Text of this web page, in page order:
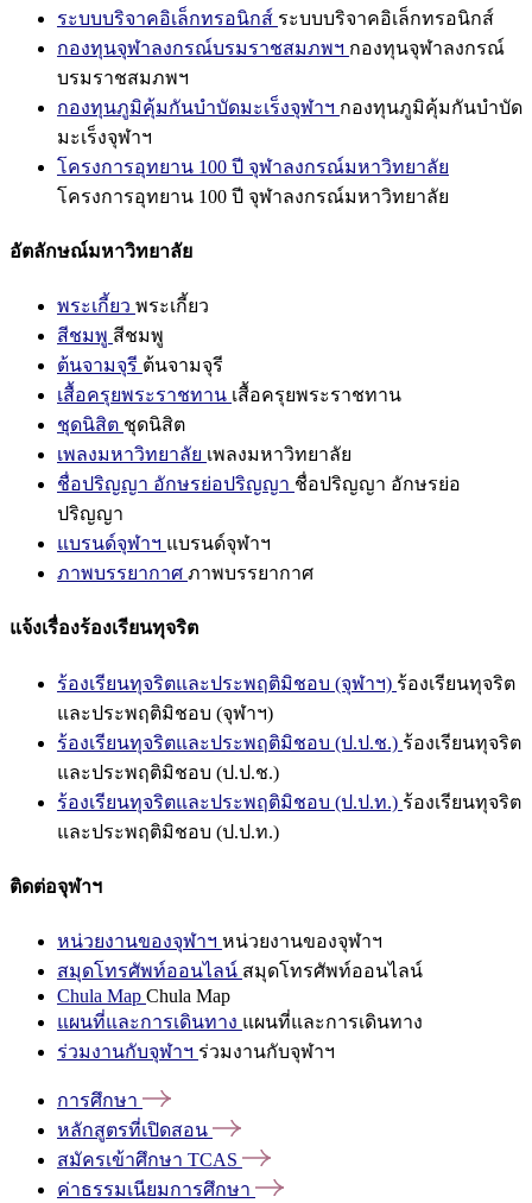
ระบบบริจาคอิเล็กทรอนิกส์ ระบบบริจาคอิเล็กทรอนิกส์
กองทุนจุฬาลงกรณ์บรมราชสมภพฯ กองทุนจุฬาลงกรณ์
บรมราชสมภพฯ
กองทุนภูมิคุ้มกันบำบัดมะเร็งจุฬาฯ กองทุนภูมิคุ้มกันบำบัด
มะเร็งจุฬาฯ
โครงการอุทยาน 100 ปี จุฬาลงกรณ์มหาวิทยาลัย
โครงการอุทยาน 100 ปี จุฬาลงกรณ์มหาวิทยาลัย
อัตลักษณ์มหาวิทยาลัย
พระเกี้ยว พระเกี้ยว
สีชมพู สีชมพู
ต้นจามจุรี ต้นจามจุรี
เสื้อครุยพระราชทาน เสื้อครุยพระราชทาน
ชุดนิสิต ชุดนิสิต
เพลงมหาวิทยาลัย เพลงมหาวิทยาลัย
ชื่อปริญญา อักษรย่อปริญญา ชื่อปริญญา อักษรย่อ
ปริญญา
แบรนด์จุฬาฯ แบรนด์จุฬาฯ
ภาพบรรยากาศ ภาพบรรยากาศ
แจ้งเรื่องร้องเรียนทุจริต
ร้องเรียนทุจริตและประพฤติมิชอบ (จุฬาฯ) ร้องเรียนทุจริต
และประพฤติมิชอบ (จุฬาฯ)
ร้องเรียนทุจริตและประพฤติมิชอบ (ป.ป.ช.) ร้องเรียนทุจริต
และประพฤติมิชอบ (ป.ป.ช.)
ร้องเรียนทุจริตและประพฤติมิชอบ (ป.ป.ท.) ร้องเรียนทุจริต
และประพฤติมิชอบ (ป.ป.ท.)
ติดต่อจุฬาฯ
หน่วยงานของจุฬาฯ หน่วยงานของจุฬาฯ
สมุดโทรศัพท์ออนไลน์ สมุดโทรศัพท์ออนไลน์
Chula Map Chula Map
แผนที่และการเดินทาง แผนที่และการเดินทาง
ร่วมงานกับจุฬาฯ ร่วมงานกับจุฬาฯ
การศึกษา
หลักสูตรที่เปิดสอน
สมัครเข้าศึกษา TCAS
ค่าธรรมเนียมการศึกษา